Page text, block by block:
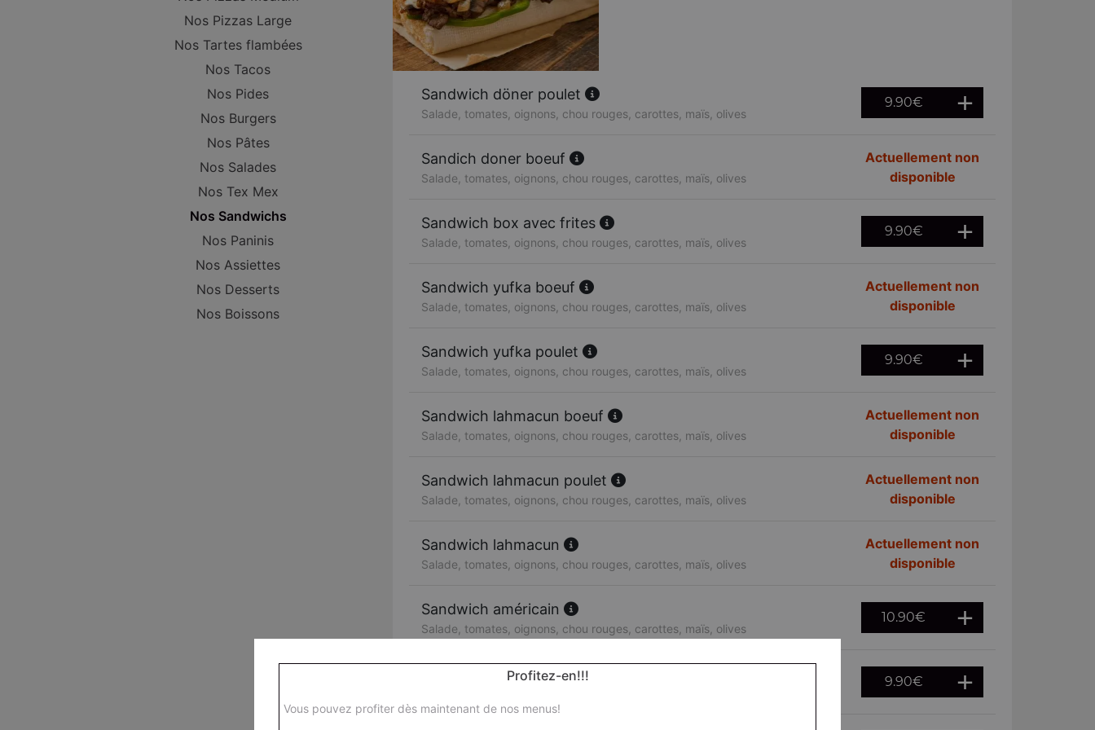
Nos Pizzas Large
Nos Tartes flambées
Nos Tacos
Nos Pides
Nos Burgers
Nos Pâtes
Nos Salades
Nos Tex Mex
Nos Sandwichs
Nos Paninis
Nos Assiettes
Nos Desserts
Nos Boissons
Sandwich döner poulet
Salade, tomates, oignons, chou rouges, carottes, maïs, olives
9.90€
Sandich doner boeuf
Salade, tomates, oignons, chou rouges, carottes, maïs, olives
Actuellement non
disponible
Sandwich box avec frites
Salade, tomates, oignons, chou rouges, carottes, maïs, olives
9.90€
Sandwich yufka boeuf
Salade, tomates, oignons, chou rouges, carottes, maïs, olives
Actuellement non
disponible
Sandwich yufka poulet
Salade, tomates, oignons, chou rouges, carottes, maïs, olives
9.90€
Sandwich lahmacun boeuf
Salade, tomates, oignons, chou rouges, carottes, maïs, olives
Actuellement non
disponible
Sandwich lahmacun poulet
Salade, tomates, oignons, chou rouges, carottes, maïs, olives
Actuellement non
disponible
Sandwich lahmacun
Salade, tomates, oignons, chou rouges, carottes, maïs, olives
Actuellement non
disponible
Sandwich américain
Salade, tomates, oignons, chou rouges, carottes, maïs, olives
10.90€
Sandwich escalope de poulet 9.90€
Profitez-en!!!
Vous pouvez profiter dès maintenant de nos menus!